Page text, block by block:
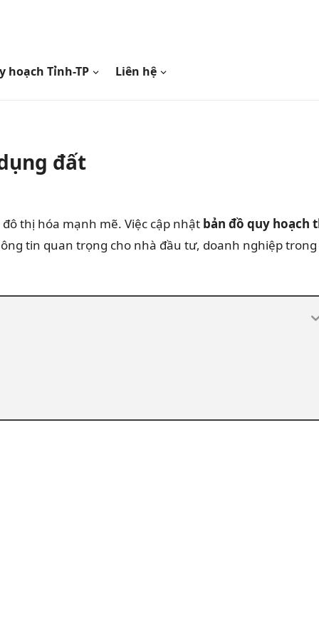
hoạch Tỉnh-TP Liên hệ
đất
thị hóa mạnh mẽ. Việc cập nhật bản đồ quy hoạch
tin quan trọng cho nhà đầu tư, doanh nghiệp trong